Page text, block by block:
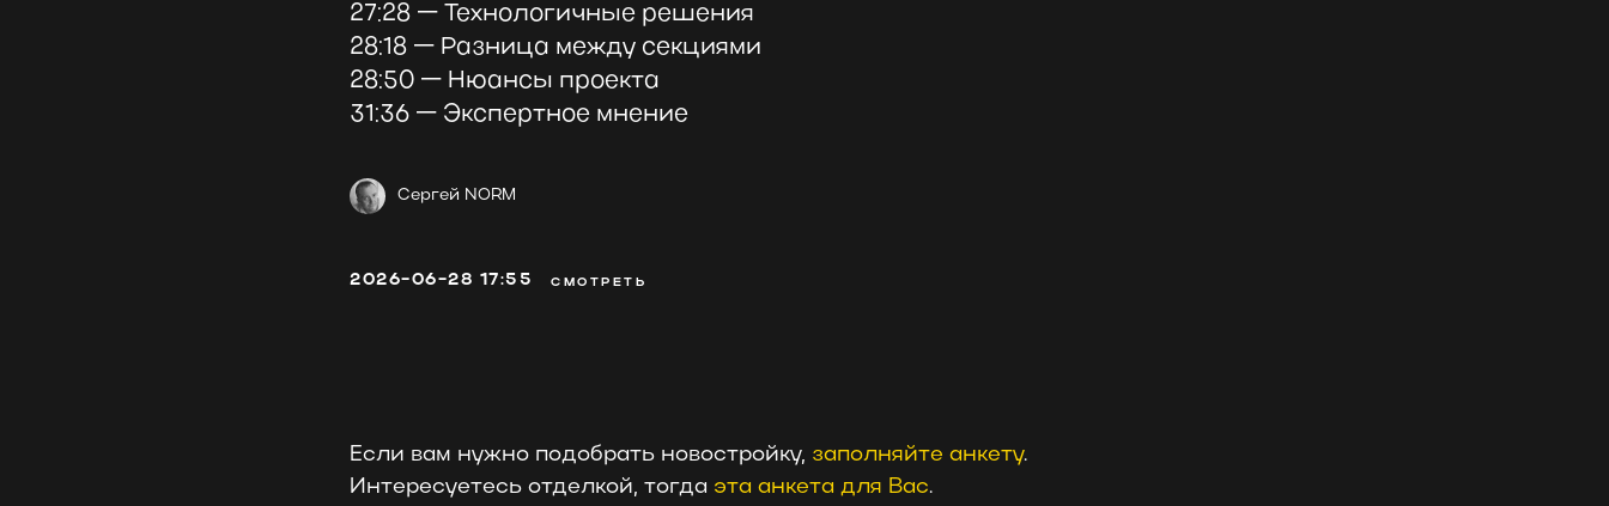
27:28 — Технологичные решения
28:18 — Разница между секциями
28:50 — Нюансы проекта
31:36 — Экспертное мнение
Сергей NORM
2026-06-28 17:55 СМОТРЕТЬ
Если вам нужно подобрать новостройку, заполняйте анкету.
Интересуетесь отделкой, тогда эта анкета для Вас.